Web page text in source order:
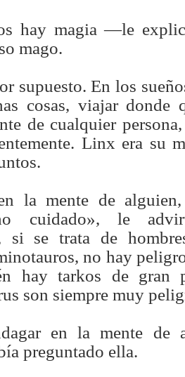
hay magia —le
mago.
supuesto. En los
cosas, viajar donde
de cualquier
Linx era su
la mente de
cuidado», le
si se trata de
no hay
hay tarkos de gran
son siempre muy
en la mente de
preguntado ella.